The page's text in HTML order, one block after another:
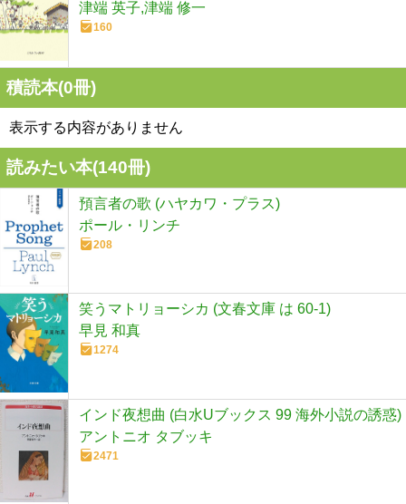
津端 英子,津端 修一
160
積読本(0冊)
表示する内容がありません
読みたい本(140冊)
預言者の歌 (ハヤカワ・プラス)
ポール・リンチ
208
笑うマトリョーシカ (文春文庫 は 60-1)
早見 和真
1274
インド夜想曲 (白水Uブックス 99 海外小説の誘惑)
アントニオ タブッキ
2471